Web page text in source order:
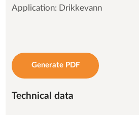
Application: Drikkevann
Generate PDF
Technical data